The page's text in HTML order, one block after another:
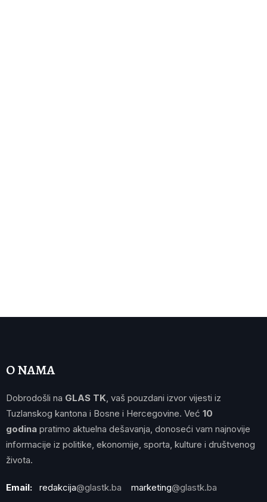
O NAMA
Dobrodošli na GLAS TK , vaš pouzdani izvor vijesti iz
Tuzlanskog kantona i Bosne i Hercegovine. Već 10
godina pratimo aktuelna dešavanja, donoseći vam najnovije
informacije iz politike, ekonomije, sporta, kulture i društvenog
života.
Email: redakcija@glastk.ba marketing@glastk.ba